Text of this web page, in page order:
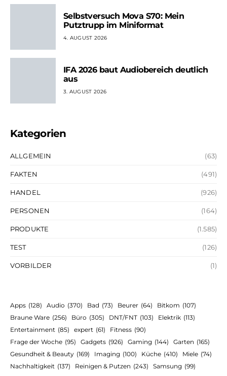
Selbstversuch Mova S70: Mein
Putztrupp im Miniformat
4. AUGUST 2026
IFA 2026 baut Audiobereich deutlich
aus
3. AUGUST 2026
Kategorien
ALLGEMEIN (63)
FAKTEN (491)
HANDEL (926)
PERSONEN (164)
PRODUKTE (1.585)
TEST (126)
VORBILDER (1)
Apps (128) Audio (370) Bad (73) Beurer (64) Bitkom (107)
Braune Ware (256) Büro (305) DNT/FNT (103) Elektrik (113)
Entertainment (85) expert (61) Fitness (90)
Frage der Woche (95) Gadgets (926) Gaming (144) Garten (165)
Gesundheit & Beauty (169) Imaging (100) Küche (410) Miele (74)
Nachhaltigkeit (137) Reinigen & Putzen (243) Samsung (99)